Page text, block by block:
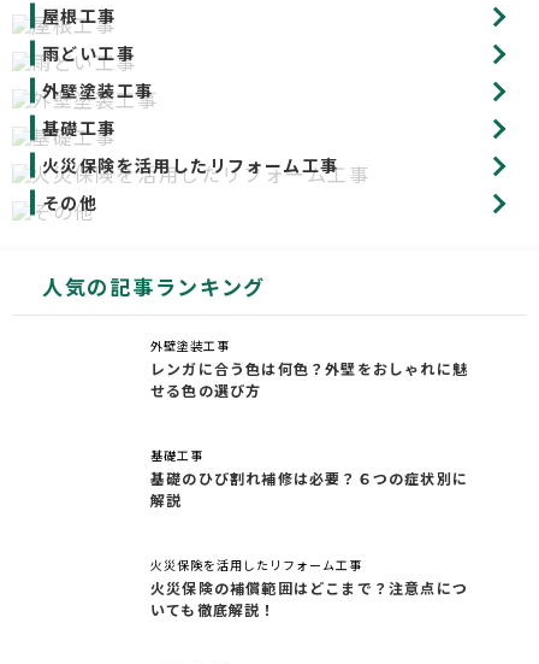
屋根工事
雨どい工事
外壁塗装工事
基礎工事
火災保険を活用したリフォーム工事
その他
人気の記事ランキング
外壁塗装工事
レンガに合う色は何色？外壁をおしゃれに魅
せる色の選び方
基礎工事
基礎のひび割れ補修は必要？６つの症状別に
解説
火災保険を活用したリフォーム工事
火災保険の補償範囲はどこまで？注意点につ
いても徹底解説！